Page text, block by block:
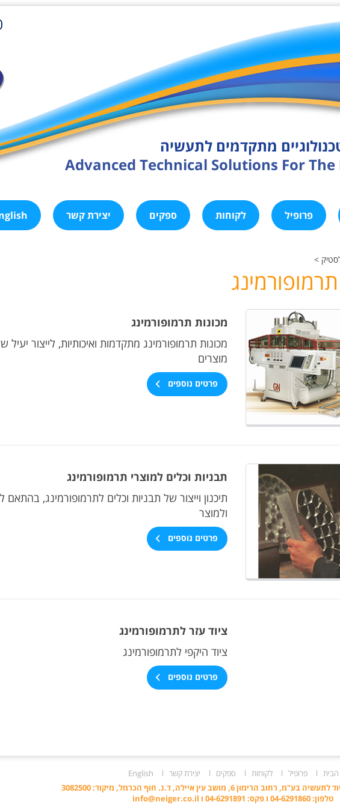
מתקדמים לתעשיה
Advanced Technical Solutions For
פרופיל לקוחות ספקים יצירת קשר
>
מכונות תרמופורמינג
מכונות תרמופורמינג מתקדמות ואיכותיות, לייצור יעיל
מוצרים
פרטים נוספים
תבניות וכלים למוצרי תרמופורמינג
תיכנון וייצור של תבניות וכלים לתרמופורמינג,
ולמוצר
פרטים נוספים
ציוד עזר לתרמופורמינג
ציוד היקפי לתרמופורמינג
פרטים נוספים
פרופיל לקוחות ספקים יצירת קשר
English
הרימון 6, מושב עין איילה, ד.נ. חוף הכרמל, מיקוד: 3082500
טלפון: 04-6291860 ו פקס: 04-6291891 ו
info@neiger.co.il